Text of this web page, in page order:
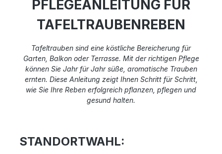
PFLEGEANLEITUNG FÜR
TAFELTRAUBENREBEN
Tafeltrauben sind eine köstliche Bereicherung für
Garten, Balkon oder Terrasse. Mit der richtigen Pflege
können Sie Jahr für Jahr süße, aromatische Trauben
ernten. Diese Anleitung zeigt Ihnen Schritt für Schritt,
wie Sie Ihre Reben erfolgreich pflanzen, pflegen und
gesund halten.
STANDORTWAHL: